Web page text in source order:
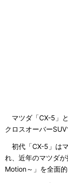
マツダ「CX-5」
クロスオーバーSUV
初代「CX-5」は
れ、近年のマツダ
Motion～」を全面